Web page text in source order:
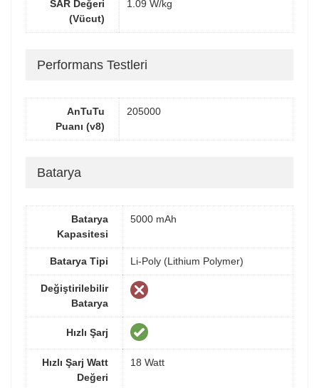
SAR Değeri
(Vücut)
1.09 W/kg
Performans Testleri
AnTuTu
Puanı (v8)
205000
Batarya
Batarya
Kapasitesi
5000 mAh
Batarya Tipi Li-Poly (Lithium Polymer)
Değiştirilebilir
Batarya
Hızlı Şarj
Hızlı Şarj Watt
Değeri
18 Watt